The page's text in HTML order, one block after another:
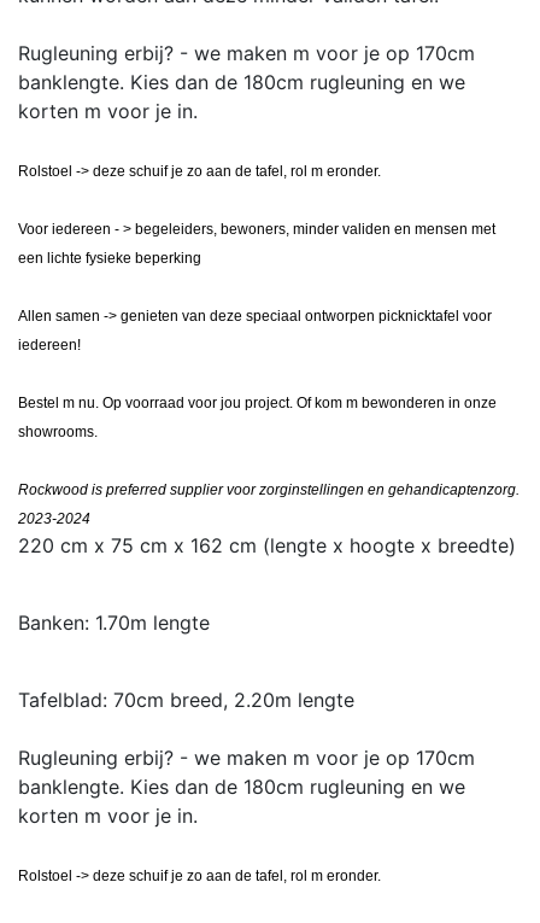
Rugleuning erbij? - we maken m voor je op 170cm
banklengte. Kies dan de 180cm rugleuning en we
korten m voor je in.
Rolstoel -> deze schuif je zo aan de tafel, rol m eronder.
Voor iedereen - > begeleiders, bewoners, minder validen en mensen met
een lichte fysieke beperking
Allen samen -> genieten van deze speciaal ontworpen picknicktafel voor
iedereen!
Bestel m nu. Op voorraad voor jou project. Of kom m bewonderen in onze
showrooms.
Rockwood is preferred supplier voor zorginstellingen en gehandicaptenzorg.
2023-2024
220 cm x 75 cm x 162 cm (lengte x hoogte x breedte)
Banken: 1.70m lengte
Tafelblad: 70cm breed, 2.20m lengte
Rugleuning erbij? - we maken m voor je op 170cm
banklengte. Kies dan de 180cm rugleuning en we
korten m voor je in.
Rolstoel -> deze schuif je zo aan de tafel, rol m eronder.